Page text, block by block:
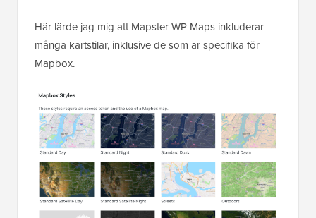
Här lärde jag mig att Mapster WP Maps inkluderar
många kartstilar, inklusive de som är specifika för
Mapbox.